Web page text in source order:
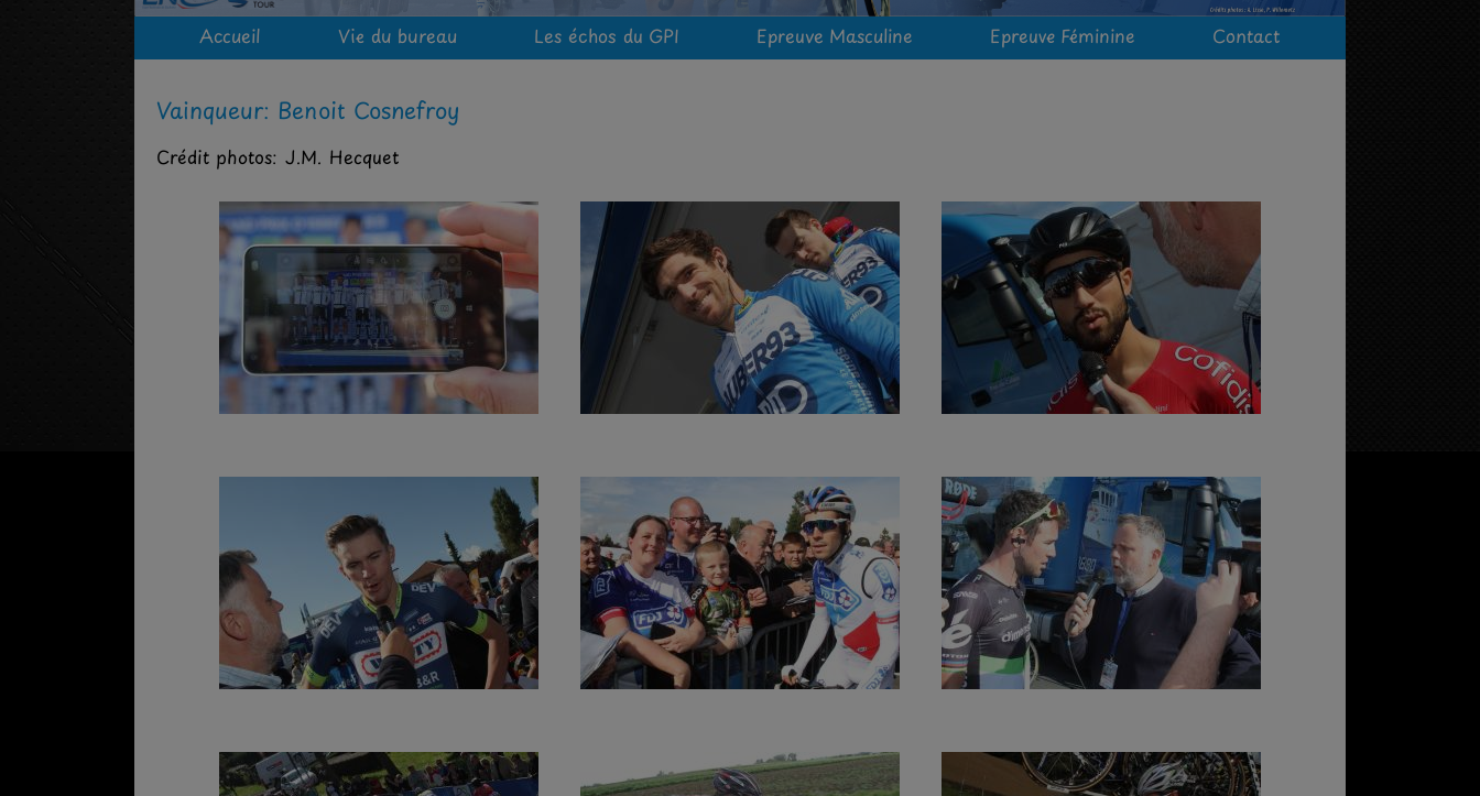
Accueil Vie du bureau Les échos du GPI Epreuve Masculine Epreuve Féminine Contact
Vainqueur: Benoit Cosnefroy
Crédit photos: J.M. Hecquet